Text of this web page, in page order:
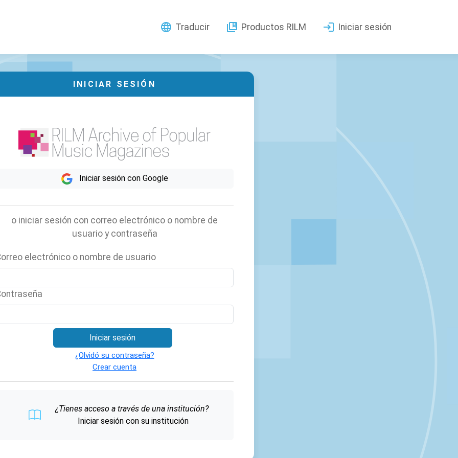
Traducir Productos RILM Iniciar sesión
INICIAR SESIÓN
Iniciar sesión con Google
o iniciar sesión con correo electrónico o nombre de
usuario y contraseña
electrónico o nombre de usuario
Iniciar sesión
¿Olvidó su contraseña?
Crear cuenta
¿Tienes acceso a través de una institución?
Iniciar sesión con su institución